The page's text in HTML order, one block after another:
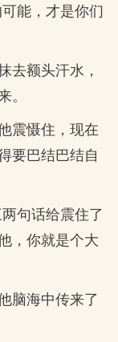
能，才是你们
去额头汗水，
震慑住，现在
要巴结巴结自
句话给震住了
，你就是个大
脑海中传来了